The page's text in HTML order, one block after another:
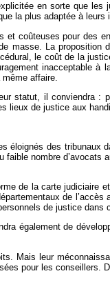
en sorte que
la plus adaptée à leurs
coûteuses pour
La proposition
le coût de la
inacceptable
affaire.
il conviendra :
lieux de justice aux
éloignés des
nombre d’avocats
de la carte
de
de justice
également de
Mais leur
pour les conseillers.